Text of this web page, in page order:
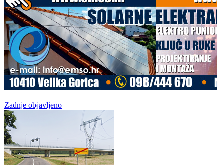
Zadnje objavljeno